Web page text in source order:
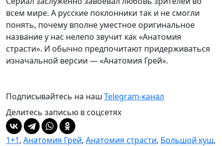
всем мире. А русские поклонники так и не смогли
понять, почему вполне уместное оригинальное
название у нас нелепо звучит как «Анатомия
страсти». И обычно предпочитают придерживаться
изначальной версии — «Анатомия Грей».
Подписывайтесь на наш Telegram-канал
Делитесь записью в соцсетях
1+1, Анатомия Грей, Анатомия страсти, Большой куш,